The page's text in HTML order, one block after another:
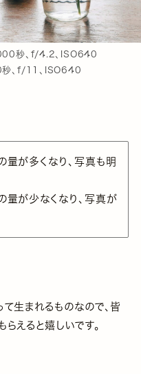
秒、f/4.2、ISO640
秒、f/11、ISO640
量が多くなり、写真も明
量が少なくなり、写真が
生まれるものなので、皆
えると嬉しいです。